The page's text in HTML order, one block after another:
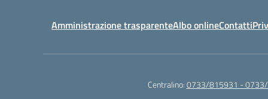
Amministrazione trasparenteAlbo onlineContatti
Centralino:0733/815931 -